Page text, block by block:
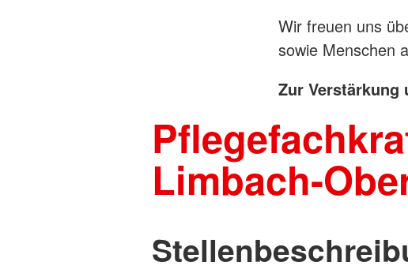
Wir freuen uns
sowie Menschen
Zur Verstärkung
Limbach-